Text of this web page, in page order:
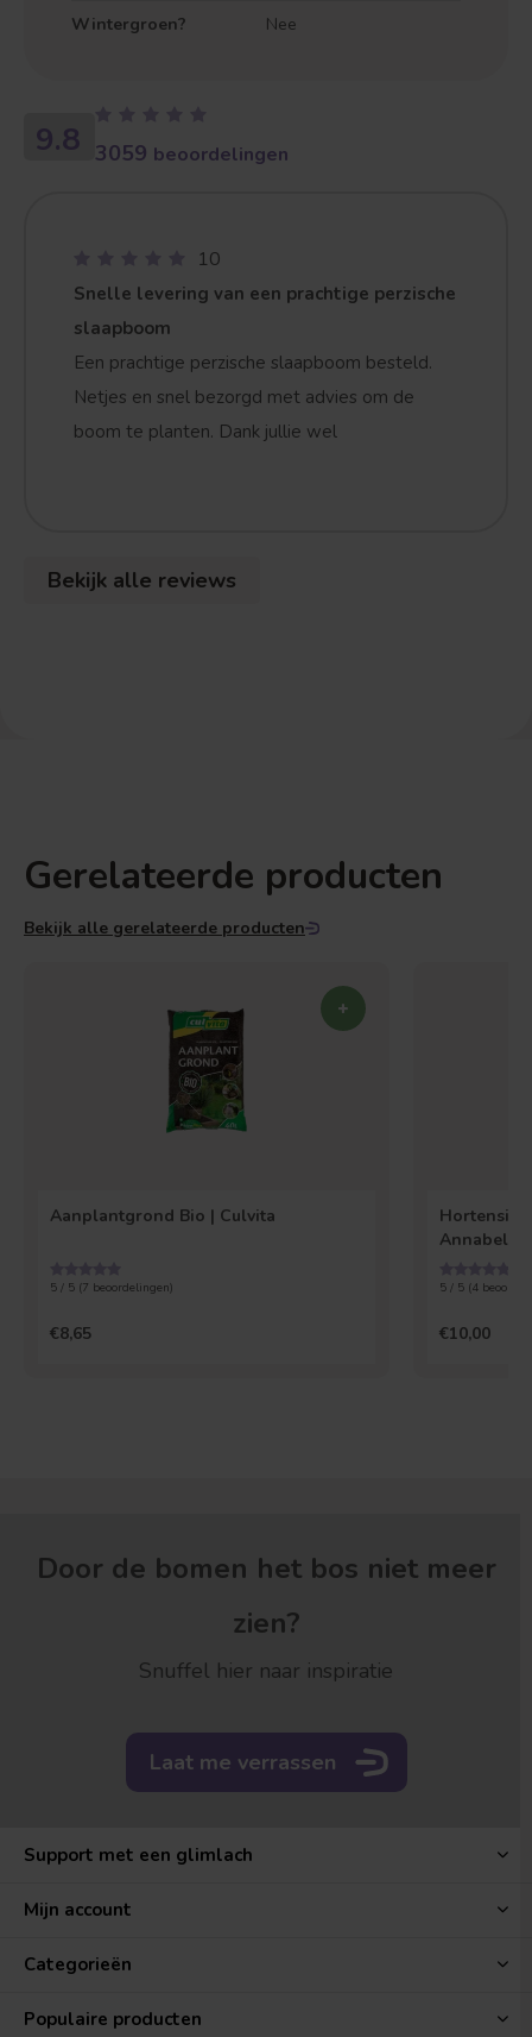
Wintergroen? Nee
9.8 3059 beoordelingen
10
Snelle levering van een prachtige perzische
slaapboom
Een prachtige perzische slaapboom besteld.
Netjes en snel bezorgd met advies om de
boom te planten. Dank jullie wel
Bekijk alle reviews
Gerelateerde producten
Bekijk alle gerelateerde producten
Aanplantgrond Bio | Culvita
5 / 5 (7 beoordelingen)
€8,65
Hortensia
Annabelle
5 / 5 (4
€10,00
Door de bomen het bos niet meer
zien?
Snuffel hier naar inspiratie
Laat me verrassen
Support met een glimlach
Mijn account
Categorieën
Populaire producten
Treurvorm Vruchtdragend